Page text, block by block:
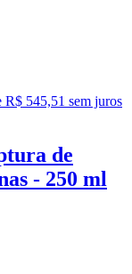
R$ 545,51 sem juros
de
- 250 ml